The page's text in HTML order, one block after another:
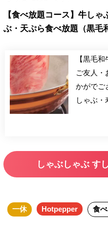
【食べ放題コース】牛し
ぶ・天ぷら食べ放題（黒毛
【黒毛和
ご友人・
かがでご
しゃぶ・
しゃぶしゃぶ す
一休 Hotpepper 食